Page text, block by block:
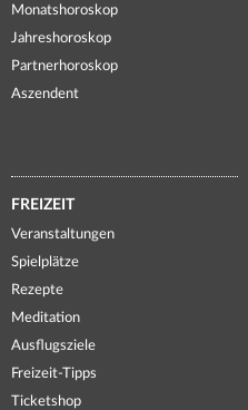
Monatshoroskop
Jahreshoroskop
Partnerhoroskop
Aszendent
FREIZEIT
Veranstaltungen
Spielplätze
Rezepte
Meditation
Ausflugsziele
Freizeit-Tipps
Ticketshop